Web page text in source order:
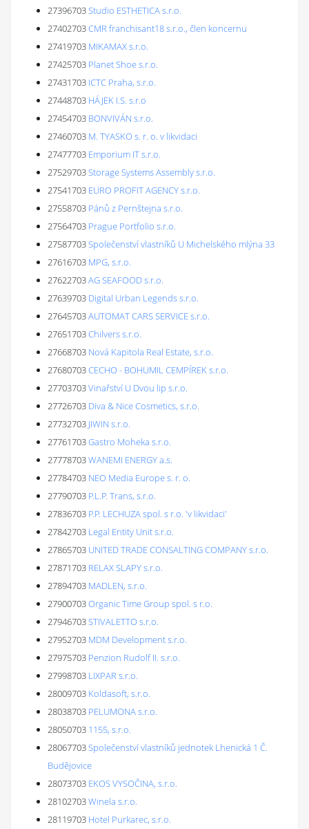
27396703Studio ESTHETICA s.r.o.
27402703CMR franchisant18 s.r.o., člen koncernu
27419703 MIKAMAX s.r.o.
27425703 Planet Shoe s.r.o.
27431703 ICTC Praha, s.r.o.
27448703 HÁJEK I.S. s.r.o
27454703 BONVIVÁN s.r.o.
27460703 M. TYASKO s. r. o. v likvidaci
27477703 Emporium IT s.r.o.
27529703Storage Systems Assembly s.r.o.
27541703 EURO PROFIT AGENCY s.r.o.
27558703 Pánů z Pernštejna s.r.o.
27564703 Prague Portfolio s.r.o.
27587703Společenství vlastníků U Michelského mlýna 33
27616703 MPG, s.r.o.
27622703AG SEAFOOD s.r.o.
27639703 Digital Urban Legends s.r.o.
27645703AUTOMAT CARS SERVICE s.r.o.
27651703Chilvers s.r.o.
27668703 Nová Kapitola Real Estate, s.r.o.
27680703CECHO - BOHUMIL CEMPÍREK s.r.o.
27703703Vinařství U Dvou lip s.r.o.
27726703 Diva & Nice Cosmetics, s.r.o.
27732703 JIWIN s.r.o.
27761703Gastro Moheka s.r.o.
27778703WANEMI ENERGY a.s.
27784703 NEO Media Europe s. r. o.
27790703 P.L.P. Trans, s.r.o.
27836703 P.P. LECHUZA spol. s r.o. 'v likvidaci'
27842703 Legal Entity Unit s.r.o.
27865703 UNITED TRADE CONSALTING COMPANY s.r.o.
27871703 RELAX SLAPY s.r.o.
27894703 MADLEN, s.r.o.
27900703Organic Time Group spol. s r.o.
27946703STIVALETTO s.r.o.
27952703 MDM Development s.r.o.
27975703 Penzion Rudolf II. s.r.o.
27998703 LIXPAR s.r.o.
28009703 Koldasoft, s.r.o.
28038703 PELUMONA s.r.o.
28050703 1155, s.r.o.
28067703Společenství vlastníků jednotek Lhenická 1 Č.
Budějovice
28073703 EKOS VYSOČINA, s.r.o.
28102703Winela s.r.o.
28119703 Hotel Purkarec, s.r.o.